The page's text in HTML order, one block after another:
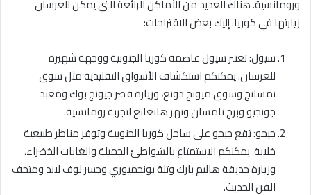
ورومانسية. هناك العديد من الأماكن الرائعة التي يمكن للعرسان
زيارتها في كوريا. إليك بعض الاقتراحات:
سيول: تعتبر سيول عاصمة كوريا الجنوبية ووجهة شهيرة
للعرسان. يمكنكم استكشاف الأسواق التقليدية مثل سوق
نمسانج وسوق ميونج دونغ، وزيارة قصر جيونج بوك ومعبد
جونجيو وبرج نامسان ونهر هانغانغ لتجربة رومانسية.
جيجو: تقع جيجو على ساحل كوريا الجنوبية وتوفر مناظر طبيعية
خلابة. يمكنكم الاستمتاع بالشواطئ الجميلة والغابات الخضراء،
وزيارة حديقة هاليم بارك وتلة يونجميوري وجسر لوف لاند ومتحف
الفن الحديث.